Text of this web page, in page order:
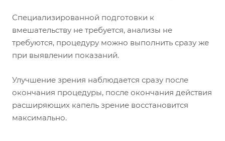
Специализированной подготовки к
вмешательству не требуется, анализы не
требуются, процедуру можно выполнить сразу же
при выявлении показаний.
Улучшение зрения наблюдается сразу после
окончания процедуры, после окончания действия
расширяющих капель зрение восстановится
максимально.